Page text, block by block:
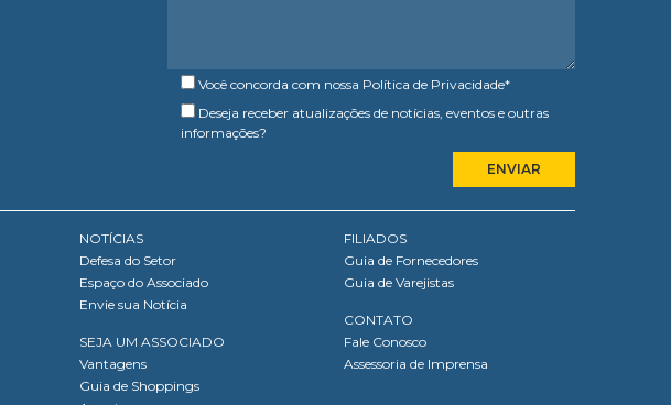
Você concorda com nossa Política de Privacidade*
Deseja receber atualizações de notícias, eventos e outras
informações?
NOTÍCIAS
Defesa do Setor
Espaço do Associado
Envie sua Notícia
SEJA UM ASSOCIADO
Vantagens
Guia de Shoppings
FILIADOS
Guia de Fornecedores
Guia de Varejistas
CONTATO
Fale Conosco
Assessoria de Imprensa